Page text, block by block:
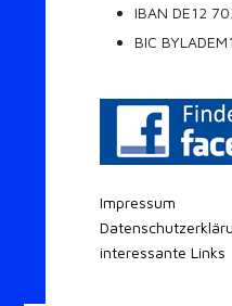
IBAN DE12
BIC
Impressum
interessante Links